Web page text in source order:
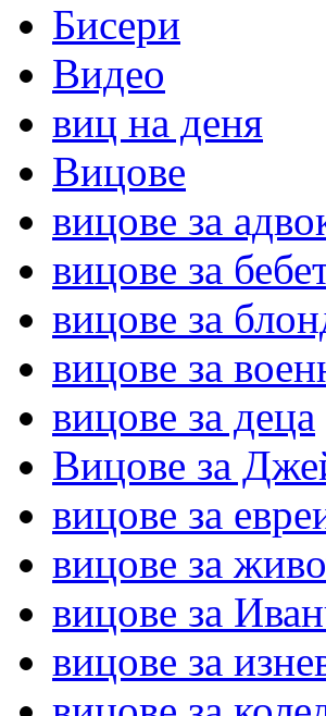
Бисери
Видео
виц на деня
Вицове
вицове за
вицове за
вицове за
вицове за
вицове за деца
Вицове за
вицове за
вицове за
вицове за
вицове за